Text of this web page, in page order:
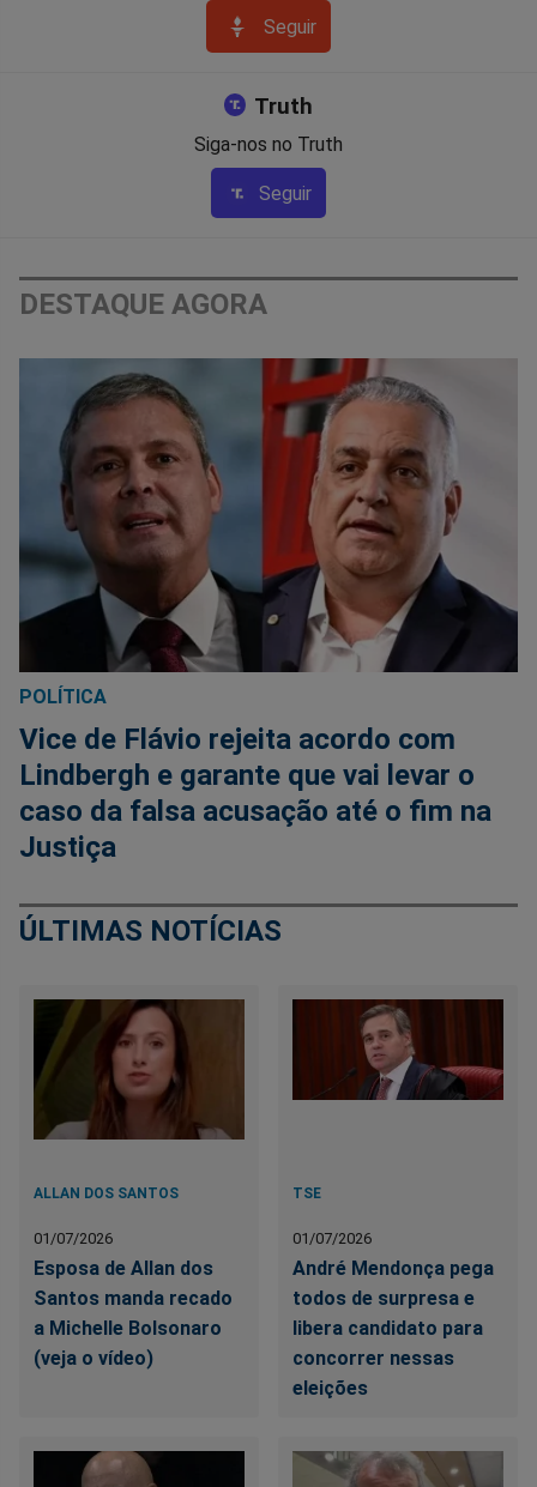
Seguir
Truth
Siga-nos no Truth
Seguir
DESTAQUE AGORA
POLÍTICA
Vice de Flávio rejeita acordo com
Lindbergh e garante que vai levar o
caso da falsa acusação até o fim na
Justiça
ÚLTIMAS NOTÍCIAS
ALLAN DOS SANTOS
01/07/2026
Esposa de Allan dos
Santos manda recado
a Michelle Bolsonaro
(veja o vídeo)
TSE
01/07/2026
André Mendonça pega
todos de surpresa e
libera candidato para
concorrer nessas
eleições